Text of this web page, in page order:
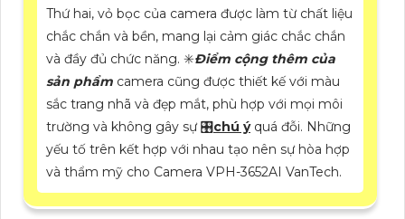
Thứ hai, vỏ bọc của camera được làm từ chất liệu
chắc chắn và bền, mang lại cảm giác chắc chắn
và đầy đủ chức năng. ✳️Điểm cộng thêm của
sản phẩm camera cũng được thiết kế với màu
sắc trang nhã và đẹp mắt, phù hợp với mọi môi
trường và không gây sự 🎛chú ý quá đỗi. Những
yếu tố trên kết hợp với nhau tạo nên sự hòa hợp
và thẩm mỹ cho Camera VPH-3652AI VanTech.